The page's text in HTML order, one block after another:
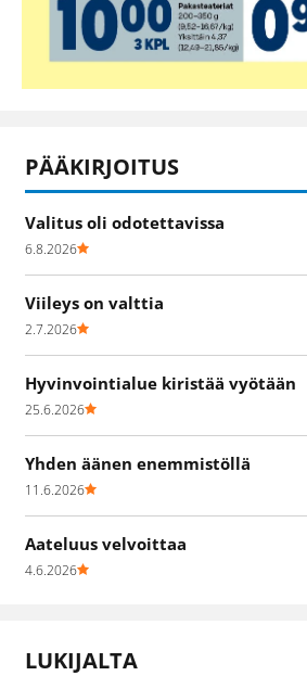
PÄÄKIRJOITUS
Valitus oli odotettavissa
6.8.2026
Viileys on valttia
2.7.2026
Hyvinvointialue kiristää vyötään
25.6.2026
Yhden äänen enemmistöllä
11.6.2026
Aateluus velvoittaa
4.6.2026
LUKIJALTA